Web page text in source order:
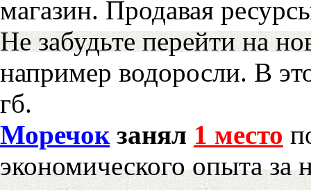
магазин. Продавая
Не забудьте перейти на
например водоросли. В
гб.
Моречокзанял 1 место
экономического опыта за